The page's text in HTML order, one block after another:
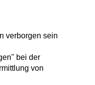
verborgen sein
bei der
von